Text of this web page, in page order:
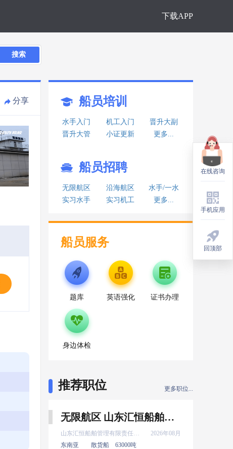
下载APP
搜索
分享 船员培训
水手入门 机工入门
晋升大副
晋升大管
小证更新 更多...
船员招聘
无限航区 沿海航区
水手/一水
实习水手
实习机工 更多...
船员服务
题库 英语强化 证书办理
身边体检
推荐职位 更多职位...
无限航区 山东汇恒船舶管理有限责任公司 轮机长 8月上船
山东汇恒船舶管理有限责任公司
2026年08月
东南亚
散货船 63000吨
在线咨询
手机应用
回顶部
在线咨询
手机应用
回顶部